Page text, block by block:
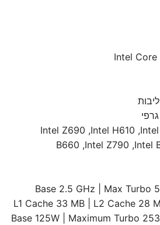
Intel Core
Intel Z690 ,Intel H610 ,Intel
B660 ,Intel Z790 ,Intel
Base 2.5 GHz | Max Turbo
L1 Cache 33 MB | L2 Cache 28
Base 125W | Maximum Turbo 253